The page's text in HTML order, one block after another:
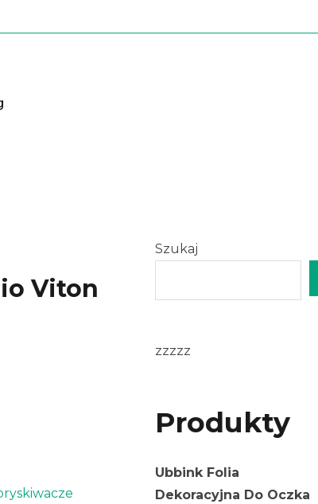
Viton
Szukaj
zzzzz
Produkty
Ubbink Folia
Dekoracyjna Do Oczka